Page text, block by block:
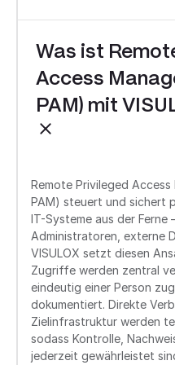
Was ist
Access
PAM) mit
Remote Privileged
PAM) steuert und sichert
IT-Systeme aus der Ferne
Administratoren, externe
VISULOX setzt diesen
Zugriffe werden zentral
eindeutig einer Person
dokumentiert. Direkte
Zielinfrastruktur werden
sodass Kontrolle,
jederzeit gewährleistet